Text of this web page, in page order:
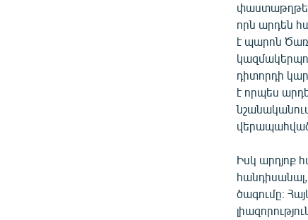
որն արդեն
է պարոն
դիտորդի
է որպես
վերապահված
Իսկ արդյոք
ծագումը։